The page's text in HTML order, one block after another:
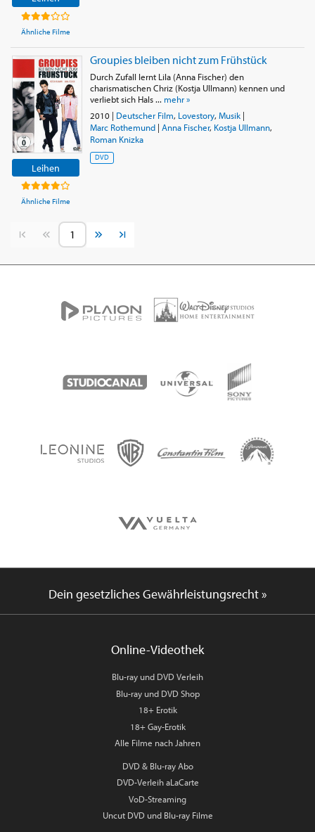
Ähnliche Filme
Leihen
Ähnliche Filme
Groupies bleiben nicht zum Frühstück
Durch Zufall lernt Lila (Anna Fischer) den
charismatischen Chriz (Kostja Ullmann) kennen und
verliebt sich Hals ... mehr »
2010| Deutscher Film, Lovestory, Musik|
Marc Rothemund| Anna Fischer, Kostja Ullmann,
Roman Knizka
DVD
Vorherige SeiteNächste Seite
Dein gesetzliches Gewährleistungsrecht »
Online-Videothek
Blu-ray und DVD Verleih
Blu-ray und DVD Shop
18+ Erotik
18+ Gay-Erotik
Alle Filme nach Jahren
DVD & Blu-ray Abo
DVD-Verleih aLaCarte
VoD-Streaming
Uncut DVD und Blu-ray Filme